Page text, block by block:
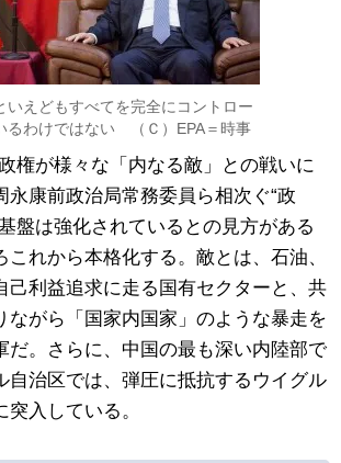
いえどもすべてを完全にコントロー
るわけではない （Ｃ）EPA＝時事
権が様々な「内なる敵」との戦いに
永康前政治局常務委員ら相次ぐ“政
盤は強化されているとの見方がある
これから本格化する。敵とは、石油、
己利益追求に走る国有セクターと、共
ながら「国家内国家」のような暴走を
だ。さらに、中国の最も深い内陸部で
自治区では、弾圧に抵抗するウイグル
入している。